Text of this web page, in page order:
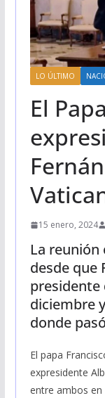
LO ÚLTIMO
El
15 enero, 2024
La
desde que
presidente
diciembre
donde
El papa
expresidente
entre ambos